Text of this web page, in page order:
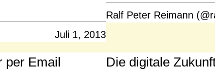
Juli 1, 2013
Ralf Peter Reimann
per Email Die digitale